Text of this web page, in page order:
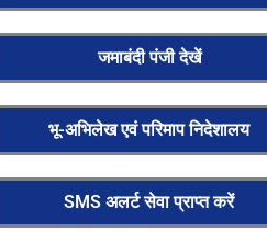
जमाबंदी पंजी देखें
भू-अभिलेख एवं परिमाप निदेशालय
SMS अलर्ट सेवा प्राप्त करें